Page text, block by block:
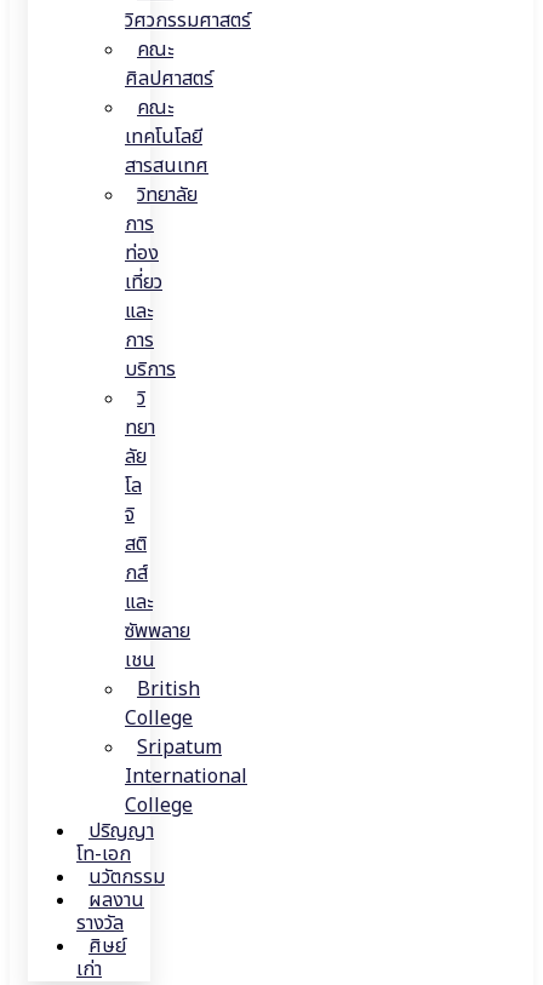
วิศวกรรมศาสตร์
คณะ
ศิลปศาสตร์
คณะ
เทคโนโลยี
สารสนเทศ
วิทยาลัย
การ
ท่อง
เที่ยว
และ
การ
บริการ
วิ
ทยา
ลัย
โล
จิ
สติ
กส์
และ
ซัพพลาย
เชน
British
College
Sripatum
International
College
ปริญญา
โท-เอก
นวัตกรรม
ผลงาน
รางวัล
ศิษย์
เก่า